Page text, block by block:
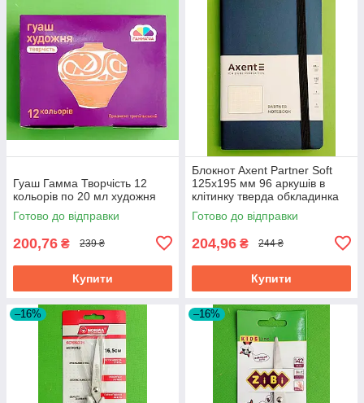
Гуаш Гамма Творчість 12
кольорів по 20 мл художня
Готово до відправки
200,76 ₴ 239 ₴
Купити
Блокнот Axent Partner Soft
125х195 мм 96 аркушів в
клітинку тверда обкладинка
синій
Готово до відправки
204,96 ₴ 244 ₴
Купити
–16% –16%